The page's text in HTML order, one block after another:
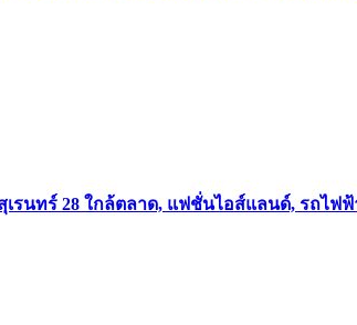
นทร์ 28 ใกล้ตลาด, แฟชั่นไอส์แลนด์, รถไฟฟ้า